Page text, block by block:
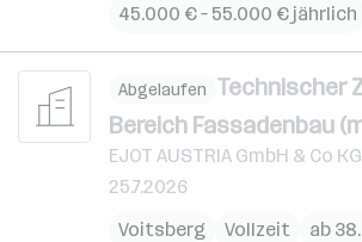
45.000 € – 55.000 € jährlich
Abgelaufen Technischer
Bereich Fassadenbau
EJOT AUSTRIA GmbH & Co KG
25.7.2026
Voitsberg
Vollzeit ab